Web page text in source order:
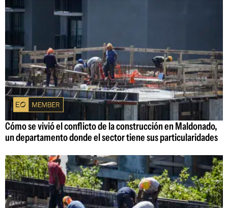
Cómo se vivió el conflicto de la construcción en Maldonado,
un departamento donde el sector tiene sus particularidades